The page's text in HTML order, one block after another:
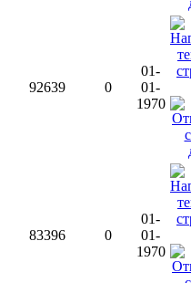
92639 0
01-
01-
1970
83396 0
01-
01-
1970